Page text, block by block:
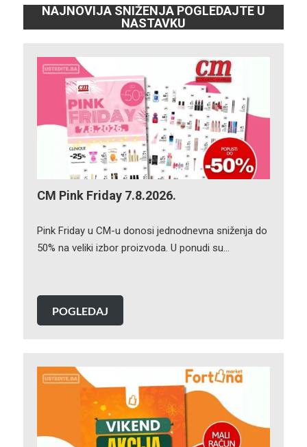
NAJNOVIJA SNIŽENJA POGLEDAJTE U
NASTAVKU
CM Pink Friday 7.8.2026.
Pink Friday u CM-u donosi jednodnevna sniženja do
50% na veliki izbor proizvoda. U ponudi su…
POGLEDAJ